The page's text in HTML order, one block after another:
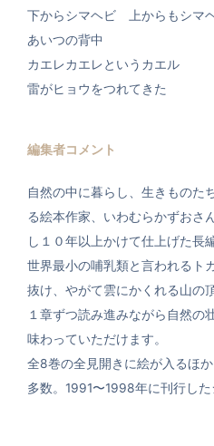
下からシマヘビ 上からもシマ
あいつの背中
カエレカエレというカエル
雷がヒョウをつれてきた
編集者コメント
自然の中に暮らし、生きものた
る絵本作家、いわむらかずおさ
し１０年以上かけて仕上げた長
世界最小の哺乳類と言われるト
抜け、やがて雲にかくれる山の
１章ずつ読み進みながら自然の
味わっていただけます。
全8巻の全見開きに絵が入るほ
多数。1991〜1998年に刊行した